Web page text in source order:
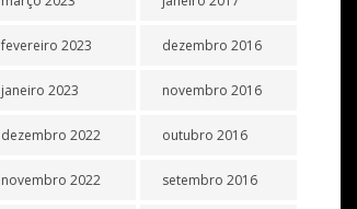
fevereiro 2023
janeiro 2023
dezembro 2022
novembro 2022
dezembro 2016
novembro 2016
outubro 2016
setembro 2016